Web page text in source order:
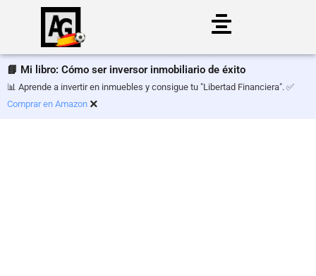
al
contenido
📘 Mi libro: Cómo ser inversor inmobiliario de éxito
📊 Aprende a invertir en inmuebles y consigue tu "Libertad Financiera". ✅
Comprar en Amazon ×